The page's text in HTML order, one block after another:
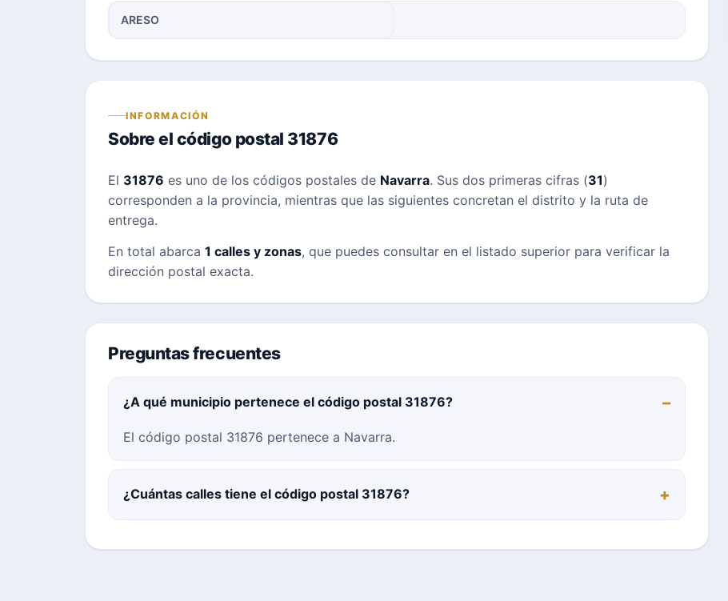
ARESO
INFORMACIÓN
Sobre el código postal 31876
El 31876 es uno de los códigos postales de Navarra. Sus dos primeras cifras (31)
corresponden a la provincia, mientras que las siguientes concretan el distrito y la ruta de
entrega.
En total abarca 1 calles y zonas, que puedes consultar en el listado superior para verificar la
dirección postal exacta.
Preguntas frecuentes
¿A qué municipio pertenece el código postal 31876?
El código postal 31876 pertenece a Navarra.
¿Cuántas calles tiene el código postal 31876?